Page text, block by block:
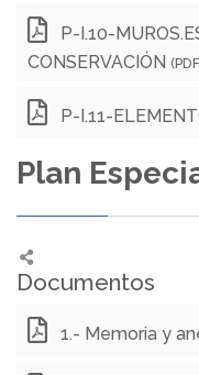
P-I.10-
CONSERVACIÓN
P-I.11-
Plan
Documentos
1.- Memoria y